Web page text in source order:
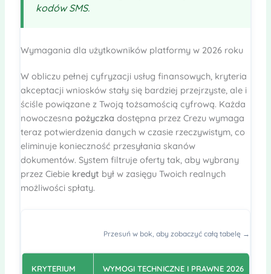
kodów SMS.
Wymagania dla użytkowników platformy w 2026 roku
W obliczu pełnej cyfryzacji usług finansowych, kryteria
akceptacji wniosków stały się bardziej przejrzyste, ale i
ściśle powiązane z Twoją tożsamością cyfrową. Każda
nowoczesna pożyczka dostępna przez Crezu wymaga
teraz potwierdzenia danych w czasie rzeczywistym, co
eliminuje konieczność przesyłania skanów
dokumentów. System filtruje oferty tak, aby wybrany
przez Ciebie kredyt był w zasięgu Twoich realnych
możliwości spłaty.
Przesuń w bok, aby zobaczyć całą tabelę →
KRYTERIUM WYMOGI TECHNICZNE I PRAWNE 2026